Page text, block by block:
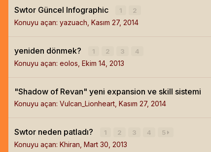
Swtor Güncel Infographic 1 2
Konuyu açan: yazuach Kasım 27, 2014
yeniden dönmek? 1 2 3 4
Konuyu açan: eolos Ekim 14, 2013
"Shadow of Revan" yeni expansion ve skill sistemi
Konuyu açan: Vulcan_Lionheart Kasım 27, 2014
Swtor neden patladı? 1 2 3 4 5
Konuyu açan: Khiran Mart 30, 2013